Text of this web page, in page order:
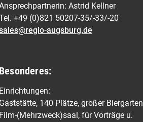
Astrid Kellner
+49 (0)821 50207-35/-33/-20
augsburg.de
Besonderes:
Einrichtungen:
Gaststätte, 140 Plätze, großer Biergarten
Film-(Mehrzweck)saal, für Vorträge u.